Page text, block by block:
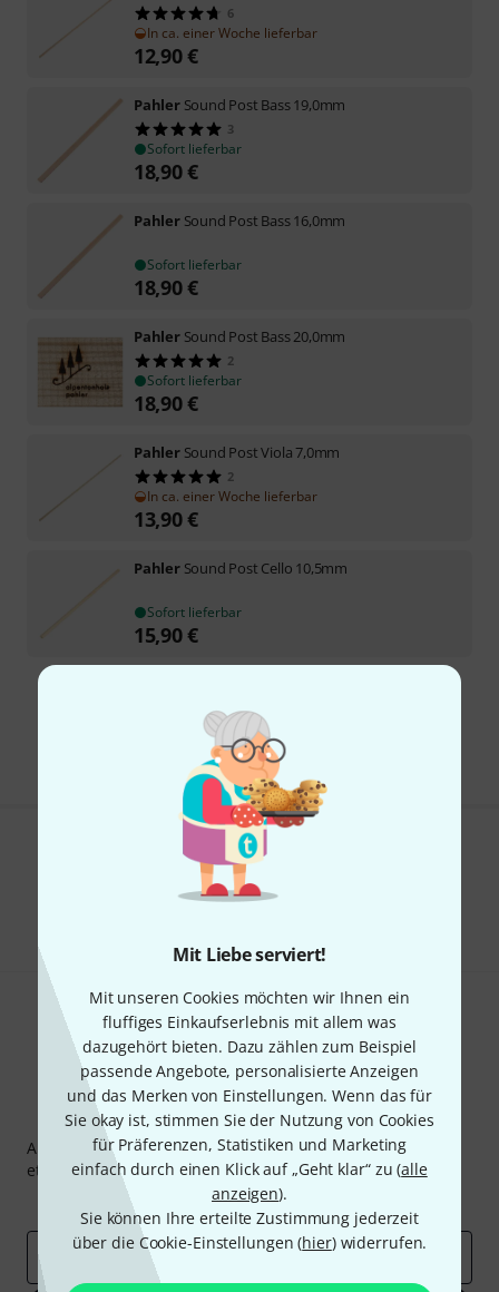
Mit Liebe serviert!
Mit unseren Cookies möchten wir Ihnen ein
fluffiges Einkaufserlebnis mit allem was
dazugehört bieten. Dazu zählen zum Beispiel
passende Angebote, personalisierte Anzeigen
und das Merken von Einstellungen. Wenn das für
Sie okay ist, stimmen Sie der Nutzung von Cookies
für Präferenzen, Statistiken und Marketing
einfach durch einen Klick auf „Geht klar“ zu (alle
anzeigen).
Sie können Ihre erteilte Zustimmung jederzeit
über die Cookie-Einstellungen (hier) widerrufen.
6
In ca. einer Woche lieferbar
12,90€
Pahler Sound Post Bass 19,0mm
3
Sofort lieferbar
18,90€
Pahler Sound Post Bass 16,0mm
Sofort lieferbar
18,90€
Pahler Sound Post Bass 20,0mm
2
Sofort lieferbar
18,90€
Pahler Sound Post Viola 7,0mm
2
In ca. einer Woche lieferbar
13,90€
Pahler Sound Post Cello 10,5mm
Sofort lieferbar
15,90€
Alle Preise inkl. MwSt.
Gefällt Ihnen, was Sie sehen?
Teilen Hilfe & Feedback
Thomann Newsletter
Abonniere den Thomann Newsletter und gewinne mit
etwas Glück einen von50 Gutscheinenüber jeweils50€
Inspirierende Beiträge
Deals
E-Mail-Adresse